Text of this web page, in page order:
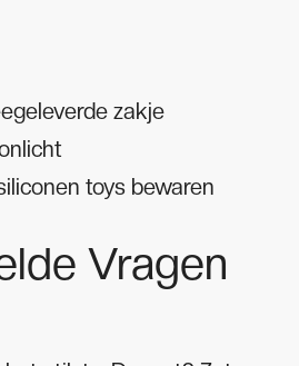
zakje
toys bewaren
Vragen